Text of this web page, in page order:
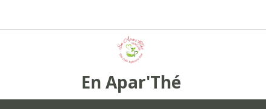
En Apar'Thé